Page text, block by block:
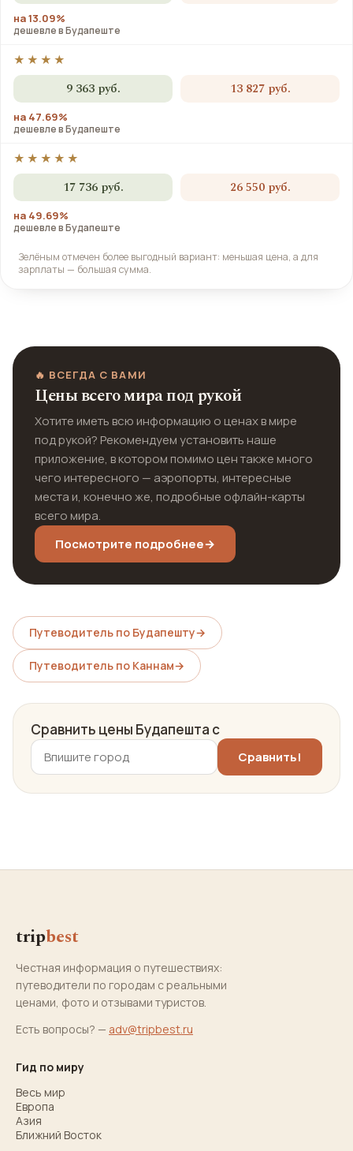
на 13.09%
дешевле в Будапеште
★★★★
9 363 руб. 13 827 руб.
на 47.69%
дешевле в Будапеште
★★★★★
17 736 руб. 26 550 руб.
на 49.69%
дешевле в Будапеште
Зелёным отмечен более выгодный вариант: меньшая цена, а для
зарплаты — большая сумма.
🔥 ВСЕГДА С ВАМИ
Цены всего мира под рукой
Хотите иметь всю информацию о ценах в мире
под рукой? Рекомендуем установить наше
приложение, в котором помимо цен также много
чего интересного — аэропорты, интересные
места и, конечно же, подробные офлайн-карты
всего мира.
Посмотрите подробнее→
Путеводитель по Будапешту→
Путеводитель по Каннам→
Сравнить цены Будапешта с
tripbest
Честная информация о путешествиях:
путеводители по городам с реальными
ценами, фото и отзывами туристов.
Есть вопросы? — adv@tripbest.ru
Гид по миру
Весь мир
Европа
Азия
Ближний Восток